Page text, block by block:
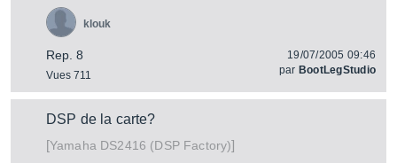
Rep. 8
Vues 711
klouk
19/07/2005 09:46
par BootLegStudio
DSP de la carte?
[Yamaha DS2416 (DSP Factory)]